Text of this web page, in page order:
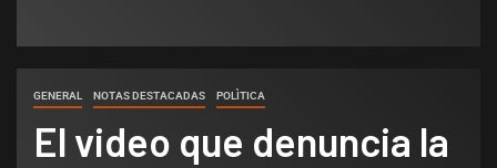
GENERAL NOTAS DESTACADAS POLÌTICA
El video que denuncia la